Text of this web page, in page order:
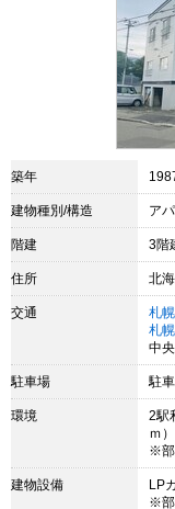
築年
建物種別/構造 ア
階建 3階
住所 北
交通 札
札
中
駐車場 駐
環境
2駅
ｍ
※部
建物設備
LP
※部